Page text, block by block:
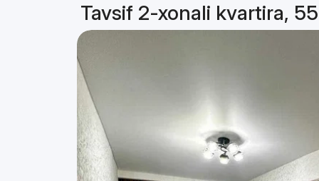
Tavsif 2-xonali kvartira,